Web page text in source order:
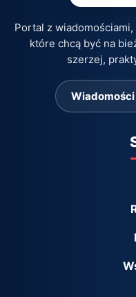
Portal z
które chcą być na
szerzej,
Wiadomości